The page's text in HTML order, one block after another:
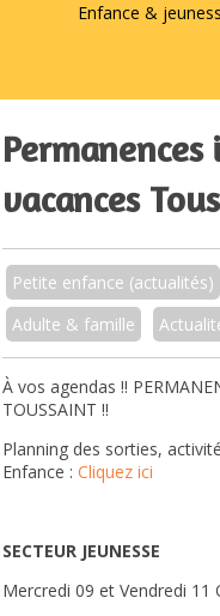
Enfance &
vacances
Petite enfance (actualités)
Adulte & famille
À vos agendas !!
TOUSSAINT !!
Planning des sorties,
Enfance :Cliquez ici
SECTEUR JEUNESSE
Mercredi 09 et Vendredi 11